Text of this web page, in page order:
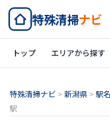
特殊清掃ナビ
トップ エリアから探す
特殊清掃ナビ > 新潟県 > 駅
駅